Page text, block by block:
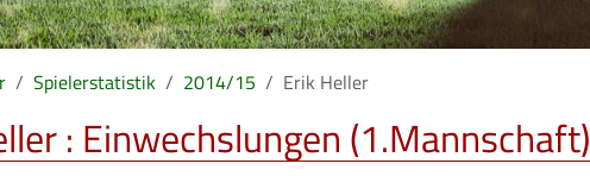
Spielerstatistik 2014/15 Erik Heller
: Einwechslungen (1.Mannschaft)